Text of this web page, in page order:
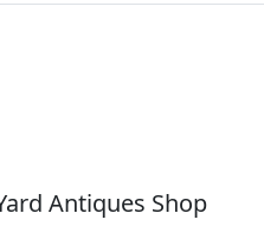
Antiques Shop